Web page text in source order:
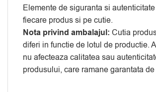
Elemente de siguranta si
fiecare produs si pe cutie.
Nota privind ambalajul: Cutia
diferi in functie de lotul de productie.
nu afecteaza calitatea sau
produsului, care ramane garantata